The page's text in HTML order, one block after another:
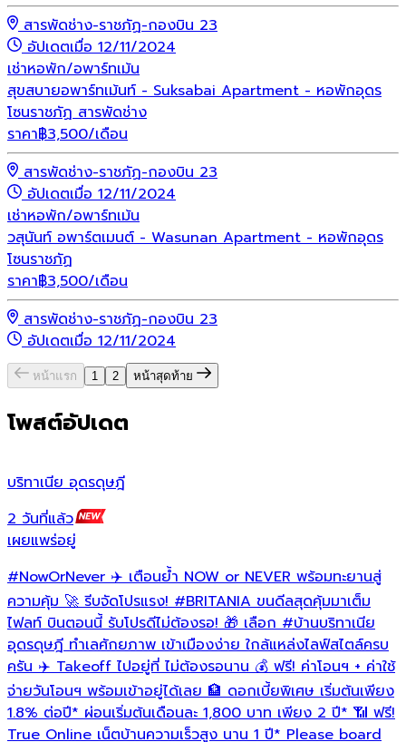
สารพัดช่าง-ราชภัฏ-กองบิน 23
อัปเดตเมื่อ 12/11/2024
เช่าหอพัก/อพาร์ทเม้น
สุขสบายอพาร์ทเม้นท์ - Suksabai Apartment - หอพักอุดร
โซนราชภัฏ สารพัดช่าง
ราคา฿3,500/เดือน
สารพัดช่าง-ราชภัฏ-กองบิน 23
อัปเดตเมื่อ 12/11/2024
เช่าหอพัก/อพาร์ทเม้น
วสุนันท์ อพาร์ตเมนต์ - Wasunan Apartment - หอพักอุดร
โซนราชภัฏ
ราคา฿3,500/เดือน
สารพัดช่าง-ราชภัฏ-กองบิน 23
อัปเดตเมื่อ 12/11/2024
หน้าแรก 1 2 หน้าสุดท้าย
โพสต์อัปเดต
บริทาเนีย อุดรดุษฎี
2 วันที่แล้ว
เผยแพร่อยู่
#NowOrNever✈️ เตือนย้ำ NOW or NEVER พร้อมทะยานสู่
ความคุ้ม 🚀 รีบจัดโปรแรง!#BRITANIAขนดีลสุดคุ้มมาเต็ม
ไฟลท์ บินตอนนี้ รับโปรดีไม่ต้องรอ! 🎁 เลือก#บ้านบริทาเนีย
อุดรดุษฎีทำเลศักยภาพ เข้าเมืองง่าย ใกล้แหล่งไลฟ์สไตล์ครบ
ครัน ✈️ Takeoff ไปอยู่ที่ ไม่ต้องรอนาน 💰 ฟรี! ค่าโอนฯ + ค่าใช้
จ่ายวันโอนฯ พร้อมเข้าอยู่ได้เลย 🏦 ดอกเบี้ยพิเศษ เริ่มต้นเพียง
1.8% ต่อปี* ผ่อนเริ่มต้นเดือนละ 1,800 บาท เพียง 2 ปี* 📶 ฟรี!
True Online เน็ตบ้านความเร็วสูง นาน 1 ปี* Please board